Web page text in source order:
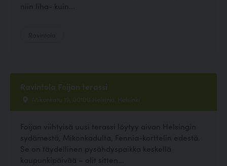
niin liha- kuin...
Ravintola Foijan terassi
Mikonkatu 19, 00100 Helsinki, Helsinki
Foijan viihtyisä uusi terassi löytyy aivan Helsingin
sydämestä, Mikonkadulta, Fennia-korttelin edestä.
Se on täydellinen pysähdyspaikka keskellä
kaupunkipäivää – olit sitten...